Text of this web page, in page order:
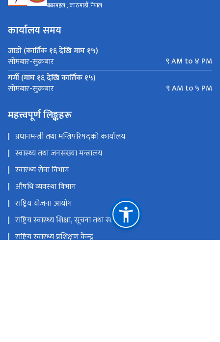
बबरमहल , काठमाडौं, नेपाल
कार्यालय समय
जाडो (कार्तिक १६ देखि माघ १५)
सोमबार-सुक्रबार
९ AM to ४ PM
गर्मी (माघ १६ देखि कार्तिक १५)
सोमबार-सुक्रबार ९ AM to ५ PM
महत्त्वपूर्ण लिङ्कहरू
प्रधानमन्त्री तथा मन्त्रिपरिषद्को कार्यालय
स्वास्थ्य तथा जनसंख्या मन्त्रालय
स्वास्थ्य सेवा विभाग
औषधि व्यवस्था विभाग
राष्ट्रिय योजना आयोग
राष्ट्रिय स्वास्थ्य शिक्षा, सूचना तथा सञ्चार केन्द्र
राष्ट्रिय स्वास्थ्य प्रशिक्षण केन्द्र